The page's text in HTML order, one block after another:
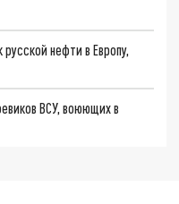
нефти в Европу,
ВСУ, воюющих в